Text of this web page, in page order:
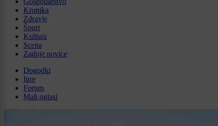
Kronika
Zdravje
Šport
Kultura
Scena
Zadnje novice
Dogodki
Igre
Forum
Mali oglasi